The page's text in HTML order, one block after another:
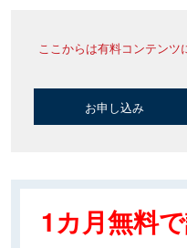
ここからは有料コンテン
お申し込み
1カ月無料